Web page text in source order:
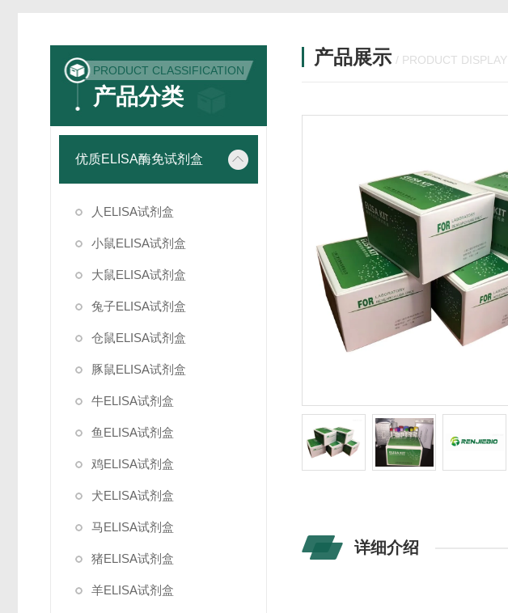
PRODUCT CLASSIFICATION
产品分类
优质ELISA酶免试剂盒
人ELISA试剂盒
小鼠ELISA试剂盒
大鼠ELISA试剂盒
兔子ELISA试剂盒
仓鼠ELISA试剂盒
豚鼠ELISA试剂盒
牛ELISA试剂盒
鱼ELISA试剂盒
鸡ELISA试剂盒
犬ELISA试剂盒
马ELISA试剂盒
猪ELISA试剂盒
羊ELISA试剂盒
产品展示 / PRODUCT DISPLAY
详细介绍